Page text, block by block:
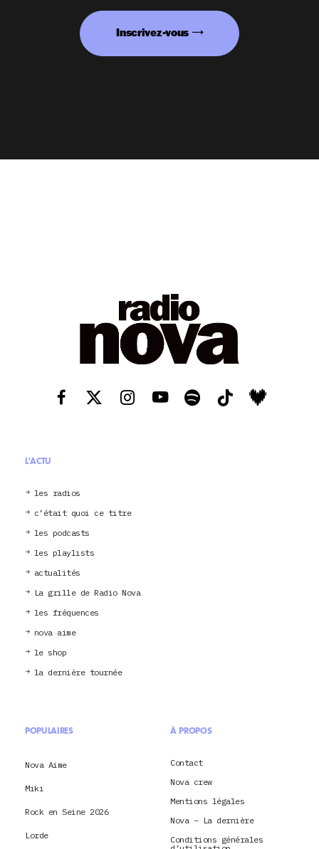
Inscrivez-vous
L'ACTU
les radios
c’était quoi ce titre
les podcasts
les playlists
actualités
La grille de Radio Nova
les fréquences
nova aime
le shop
la dernière tournée
POPULAIRES
Nova Aime
Miki
Rock en Seine 2026
Lorde
À PROPOS
Contact
Nova crew
Mentions légales
Nova – La dernière
Conditions générales